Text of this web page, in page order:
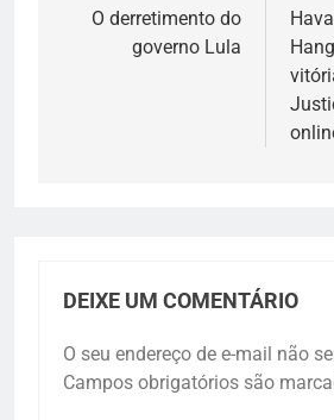
O derretimento do
governo Lula
DEIXE UM COMENTÁRIO
O seu endereço de e-mail não
Campos obrigatórios são